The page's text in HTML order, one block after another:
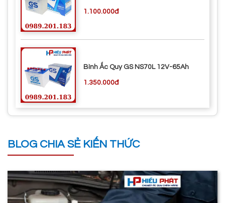
1.100.000đ
Bình Ắc Quy GS NS70L 12V-65Ah
1.350.000đ
BLOG CHIA SẺ KIẾN THỨC